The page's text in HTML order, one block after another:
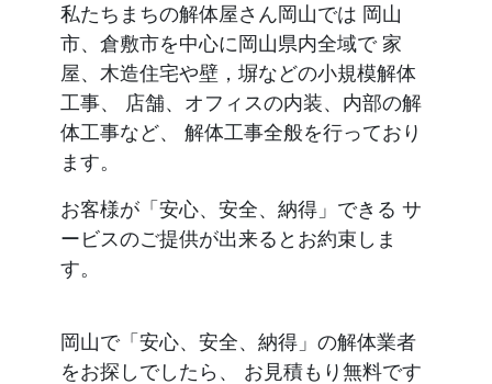
私たちまちの解体屋さん岡山では 岡山
市、倉敷市を中心に岡山県内全域で 家
屋、木造住宅や壁，塀などの小規模解体
工事、 店舗、オフィスの内装、内部の解
体工事など、 解体工事全般を行っており
ます。
お客様が「安心、安全、納得」できる サ
ービスのご提供が出来るとお約束しま
す。
岡山で「安心、安全、納得」の解体業者
をお探しでしたら、 お見積もり無料です